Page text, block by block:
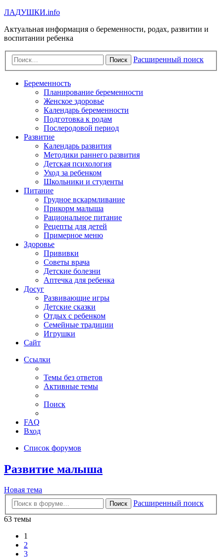
ЛАДУШКИ.info
Актуальная информация о беременности, родах, развитии и
воспитании ребенка
Поиск Расширенный поиск
Беременность
Планирование беременности
Женское здоровье
Календарь беременности
Подготовка к родам
Послеродовой период
Развитие
Календарь развития
Методики раннего развития
Детская психология
Уход за ребенком
Школьники и студенты
Питание
Грудное вскармливание
Прикорм малыша
Рациональное питание
Рецепты для детей
Примерное меню
Здоровье
Прививки
Советы врача
Детские болезни
Аптечка для ребенка
Досуг
Развивающие игры
Детские сказки
Отдых с ребенком
Семейные традиции
Игрушки
Сайт
Ссылки
Темы без ответов
Активные темы
Поиск
FAQ
Вход
Список форумов
Развитие малыша
Новая тема
Поиск
Расширенный поиск
63 темы
1
2
3